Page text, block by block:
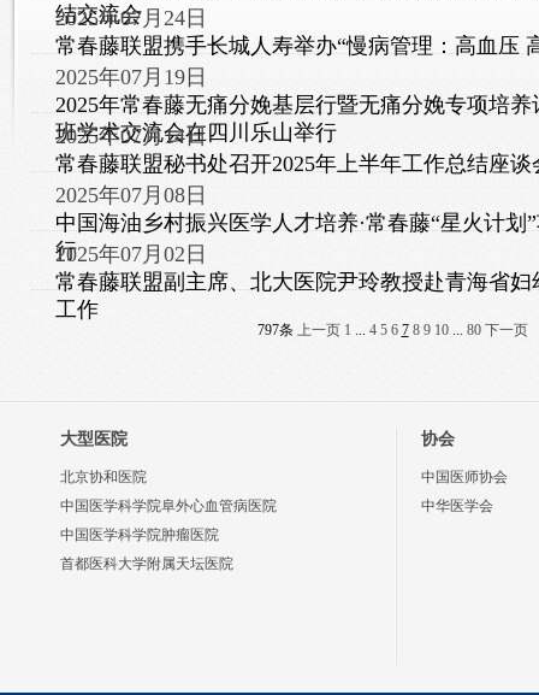
结交流会
2025年07月24日
常春藤联盟携手长城人寿举办“慢病管理：高血压
2025年07月19日
2025年常春藤无痛分娩基层行暨无痛分娩专项培
班学术交流会在四川乐山举行
2025年07月14日
常春藤联盟秘书处召开2025年上半年工作总结座谈
2025年07月08日
中国海油乡村振兴医学人才培养·常春藤“星火计划
行
2025年07月02日
常春藤联盟副主席、北大医院尹玲教授赴青海省
工作
797条 上一页 1 ... 4 5 6 7 8 9 10... 80 下一页
大型医院
北京协和医院
中国医学科学院阜外心血管病医院
中国医学科学院肿瘤医院
首都医科大学附属天坛医院
协会
中国医师协会
中华医学会